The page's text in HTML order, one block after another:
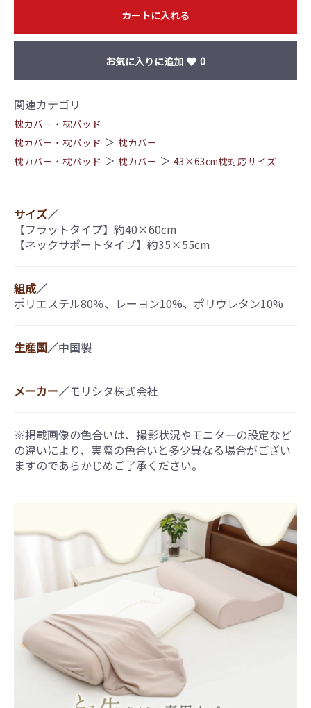
カートに入れる
お気に入りに追加 0
関連カテゴリ
枕カバー・枕パッド
枕カバー・枕パッド ＞ 枕カバー
枕カバー・枕パッド ＞ 枕カバー ＞ 43×63cm枕対応サイズ
サイズ／
【フラットタイプ】約40×60cm
【ネックサポートタイプ】約35×55cm
組成／
ポリエステル80％、レーヨン10%、ポリウレタン10%
生産国／中国製
メーカー／モリシタ株式会社
※掲載画像の色合いは、撮影状況やモニターの設定など
の違いにより、実際の色合いと多少異なる場合がござい
ますのであらかじめご了承ください。